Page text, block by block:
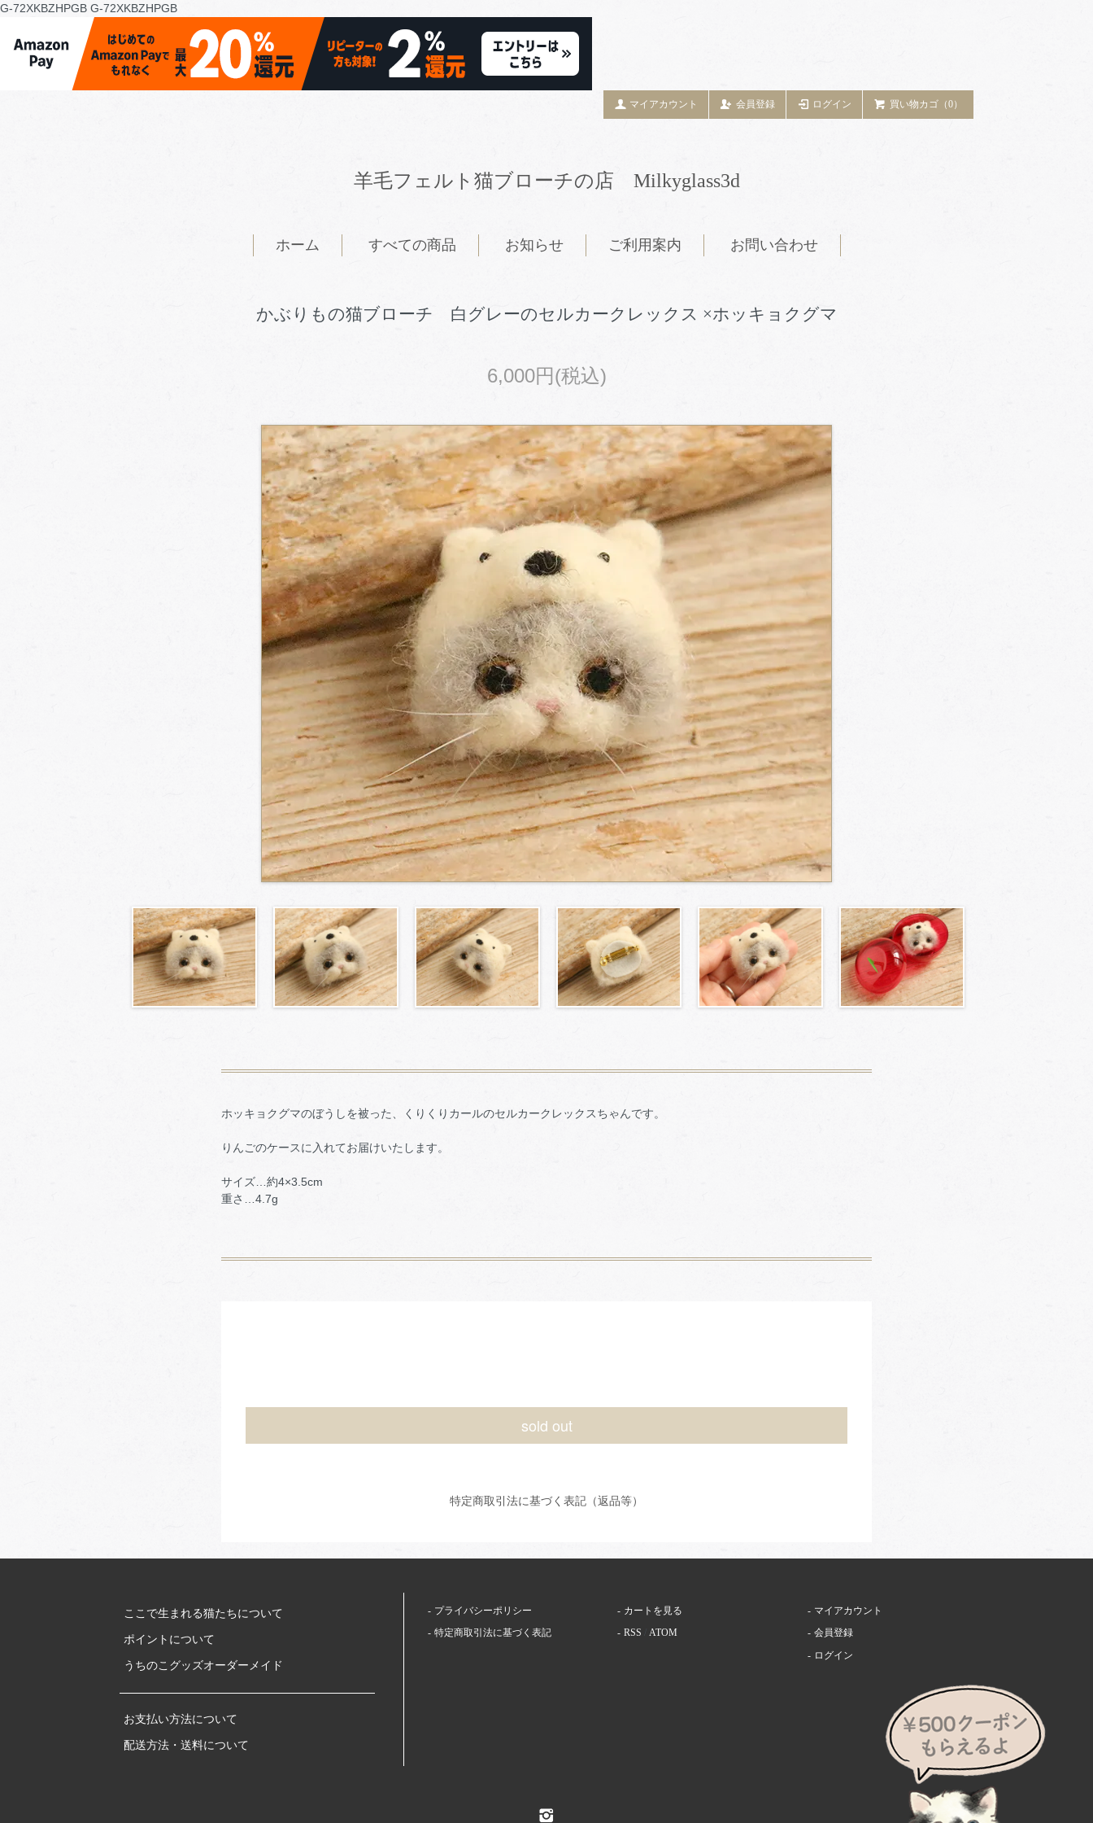
G-72XKBZHPGB G-72XKBZHPGB
買い物カゴ（0）
ログイン
会員登録
マイアカウント
羊毛フェルト猫ブローチの店 Milkyglass3d
ホーム すべての商品 お知らせ ご利用案内 お問い合わせ
かぶりもの猫ブローチ 白グレーのセルカークレックス ×ホッキョクグマ
6,000円(税込)
ホッキョクグマのぼうしを被った、くりくりカールのセルカークレックスちゃんです。
りんごのケースに入れてお届けいたします。
サイズ…約4×3.5cm
重さ…4.7g
sold out
特定商取引法に基づく表記（返品等）
ここで生まれる猫たちについて
ポイントについて
うちのこグッズオーダーメイド
お支払い方法について
配送方法・送料について
プライバシーポリシー
特定商取引法に基づく表記
カートを見る
RSS /ATOM
マイアカウント
会員登録
ログイン